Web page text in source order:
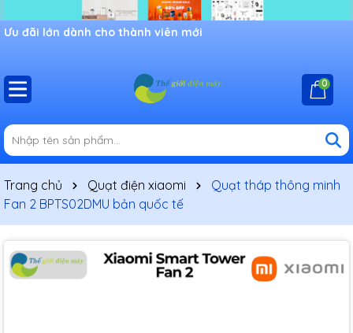
Ưu đãi lớn dành cho thành viên mới
0
Trang chủ Quạt điện xiaomi
Quạt tháp thông minh
Fan 2 BPTS02DMU bản quốc tế